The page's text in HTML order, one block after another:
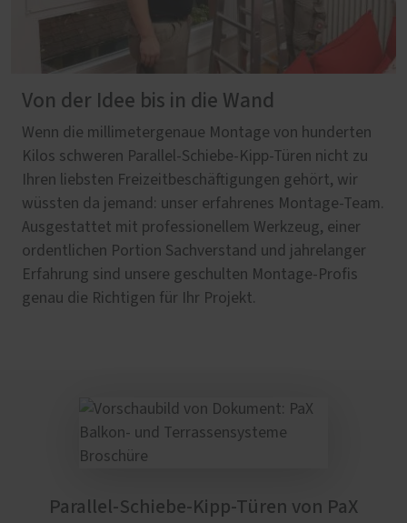
Von der Idee bis in die Wand
Wenn die millimetergenaue Montage von hunderten
Kilos schweren Parallel-Schiebe-Kipp-Türen nicht zu
Ihren liebsten Freizeitbeschäftigungen gehört, wir
wüssten da jemand: unser erfahrenes Montage-Team.
Ausgestattet mit professionellem Werkzeug, einer
ordentlichen Portion Sachverstand und jahrelanger
Erfahrung sind unsere geschulten Montage-Profis
genau die Richtigen für Ihr Projekt.
Parallel-Schiebe-Kipp-Türen von PaX